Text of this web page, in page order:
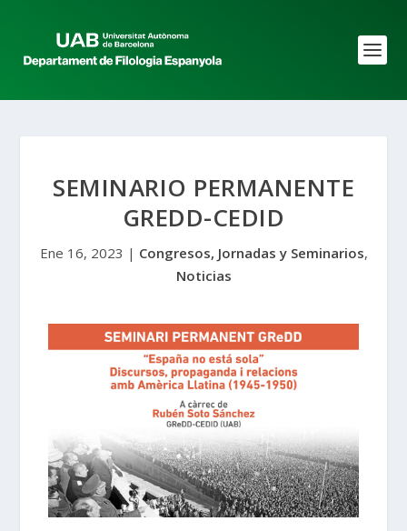
SEMINARIO PERMANENTE
GREDD-CEDID
Ene 16, 2023 | Congresos, Jornadas y Seminarios,
Noticias